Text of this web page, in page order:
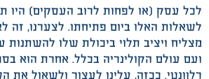
לכל עסק (או לפחות לרוב העסקים) היו
לשאלות האלו ביום פתיחתו. לצערנו,
מצליח ויציב תלוי ביכולת שלו
ועם עולם הקולינריה בכלל. אחרת הוא
רלוונטי. ככזה, עלינו לעצור ולשאול